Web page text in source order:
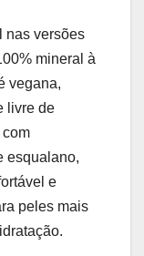
nas versões
mineral à
vegana,
livre de
esqualano,
e
peles mais